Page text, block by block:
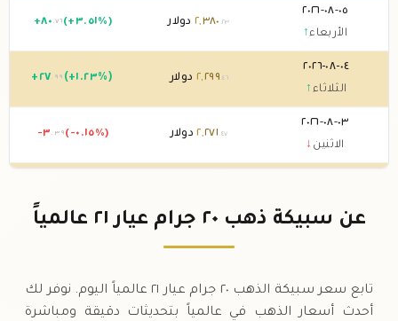
٠٥-٠٨-٢٠٢٦
الأربعاء↑
٢, ٣٨٠ .٢٣ دولار +٨٠ .٧٦ (+٣.٥١%)
٠٤-٠٨-٢٠٢٦
الثلاثاء ↑
٢,٢٩٩ .٤٦ دولار + ٢٧ .٩٩ (+١.٢٣%)
٠٣-٠٨-٢٠٢٦
الاثنين ↓
٢,٢٧١ .٤٧ دولار -٣ .٣٩ (-٠.١٥%)
٢,٢٧٤.٨٦ دولار
عن سبيكة ذهب ٢٠ جرام عيار ٢١ عالمياً
تابع سعر سبيكة الذهب ٢٠ جرام عيار ٢١ عالمياً اليوم. نوفر لك
أحدث أسعار الذهب في عالمياً بتحديثات دقيقة ومباشرة